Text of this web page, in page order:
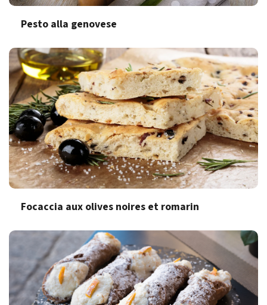
Pesto alla genovese
Focaccia aux olives noires et romarin